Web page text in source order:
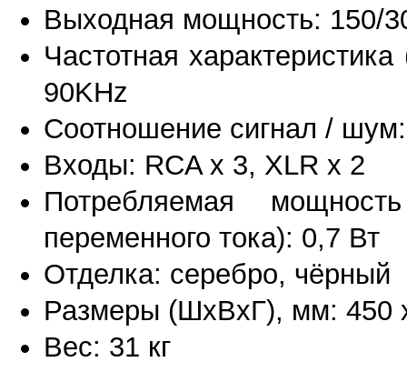
Выходная мощность: 150/
Частотная
90KHz
Соотношение сигнал /
Входы: RCA х 3, XLR х 2
Потребляемая
переменного тока): 0,7 Вт
Отделка: серебро, чёрный
Размеры (ШхВхГ), мм: 450
Вес: 31 кг